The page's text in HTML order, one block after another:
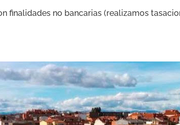
finalidades no bancarias (realizamos